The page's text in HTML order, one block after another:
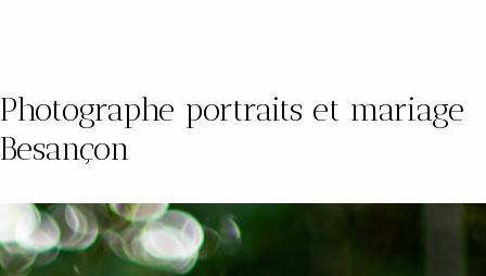
Photographe portraits et mariage
Besançon